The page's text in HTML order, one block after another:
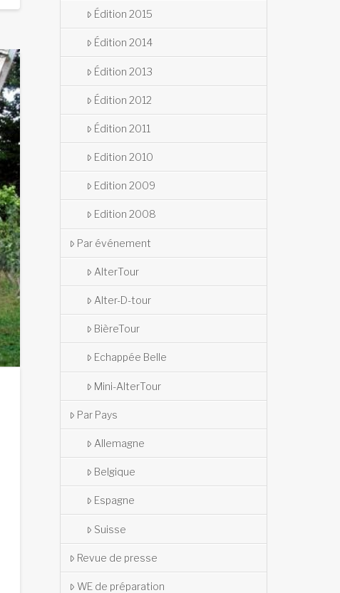
Édition 2015
Édition 2014
Édition 2013
Édition 2012
Édition 2011
Edition 2010
Edition 2009
Edition 2008
Par événement
AlterTour
Alter-D-tour
BièreTour
Echappée Belle
Mini-AlterTour
Par Pays
Allemagne
Belgique
Espagne
Suisse
Revue de presse
WE de préparation